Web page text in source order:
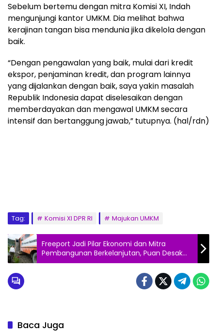
Sebelum bertemu dengan mitra Komisi XI, Indah
mengunjungi kantor UMKM. Dia melihat bahwa
kerajinan tangan bisa mendunia jika dikelola dengan
baik.
“Dengan pengawalan yang baik, mulai dari kredit
ekspor, penjaminan kredit, dan program lainnya
yang dijalankan dengan baik, saya yakin masalah
Republik Indonesia dapat diselesaikan dengan
memberdayakan dan mengawal UMKM secara
intensif dan bertanggung jawab,” tutupnya. (hal/rdn)
Tag: Komisi XI DPR RI Majukan UMKM
Freeport Jadi Pilar Ekonomi dan Mitra
Pembangunan Berkelanjutan, Puan Desak
Peningkatan Kesejahteraan Warga Papua
Baca Juga